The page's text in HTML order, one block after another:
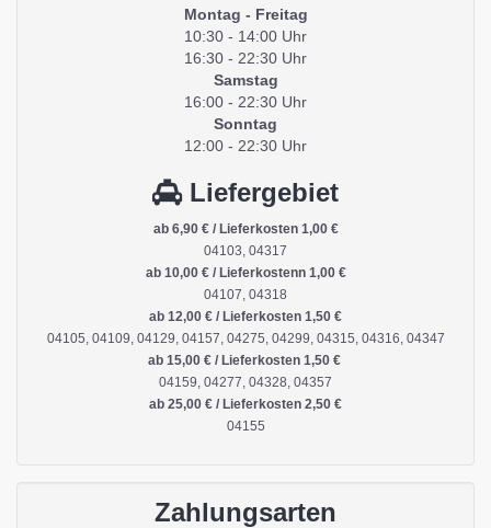
Montag - Freitag
10:30 - 14:00 Uhr
16:30 - 22:30 Uhr
Samstag
16:00 - 22:30 Uhr
Sonntag
12:00 - 22:30 Uhr
Liefergebiet
ab 6,90 € / Lieferkosten 1,00 €
04103, 04317
ab 10,00 € / Lieferkostenn 1,00 €
04107, 04318
ab 12,00 € / Lieferkosten 1,50 €
04105, 04109, 04129, 04157, 04275, 04299, 04315, 04316, 04347
ab 15,00 € / Lieferkosten 1,50 €
04159, 04277, 04328, 04357
ab 25,00 € / Lieferkosten 2,50 €
04155
Zahlungsarten